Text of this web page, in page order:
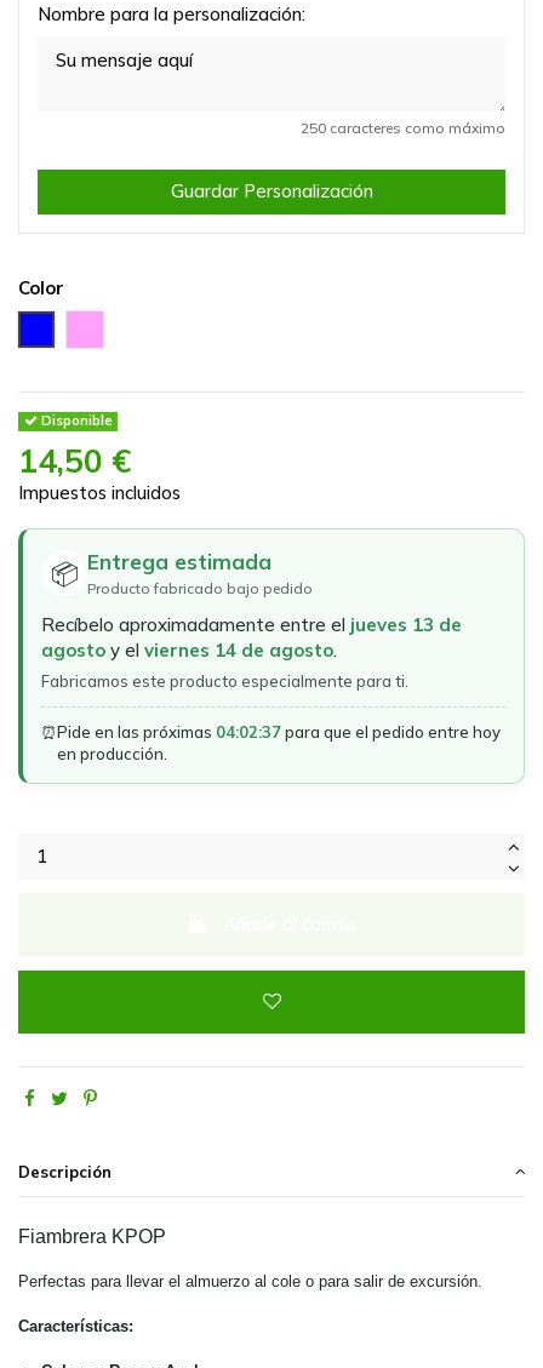
Nombre para la personalización:
250 caracteres como máximo
Guardar Personalización
Color
Disponible
14,50 €
Impuestos incluidos
📦 Entrega estimada
Producto fabricado bajo pedido
Recíbelo aproximadamente entre el jueves 13 de
agosto y el viernes 14 de agosto.
Fabricamos este producto especialmente para ti.
⏰Pide en las próximas 04:02:37para que el pedido entre hoy
en producción.
Descripción
Fiambrera KPOP
Perfectas para llevar el almuerzo al cole o para salir de excursión.
Características: